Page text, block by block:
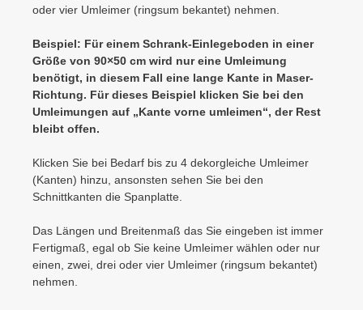
oder vier Umleimer (ringsum bekantet) nehmen.
Beispiel: Für einem Schrank-Einlegeboden in einer
Größe von 90×50 cm wird nur eine Umleimung
benötigt, in diesem Fall eine lange Kante in Maser-
Richtung. Für dieses Beispiel klicken Sie bei den
Umleimungen auf „Kante vorne umleimen“, der Rest
bleibt offen.
Klicken Sie bei Bedarf bis zu 4 dekorgleiche Umleimer
(Kanten) hinzu, ansonsten sehen Sie bei den
Schnittkanten die Spanplatte.
Das Längen und Breitenmaß das Sie eingeben ist immer
Fertigmaß, egal ob Sie keine Umleimer wählen oder nur
einen, zwei, drei oder vier Umleimer (ringsum bekantet)
nehmen.